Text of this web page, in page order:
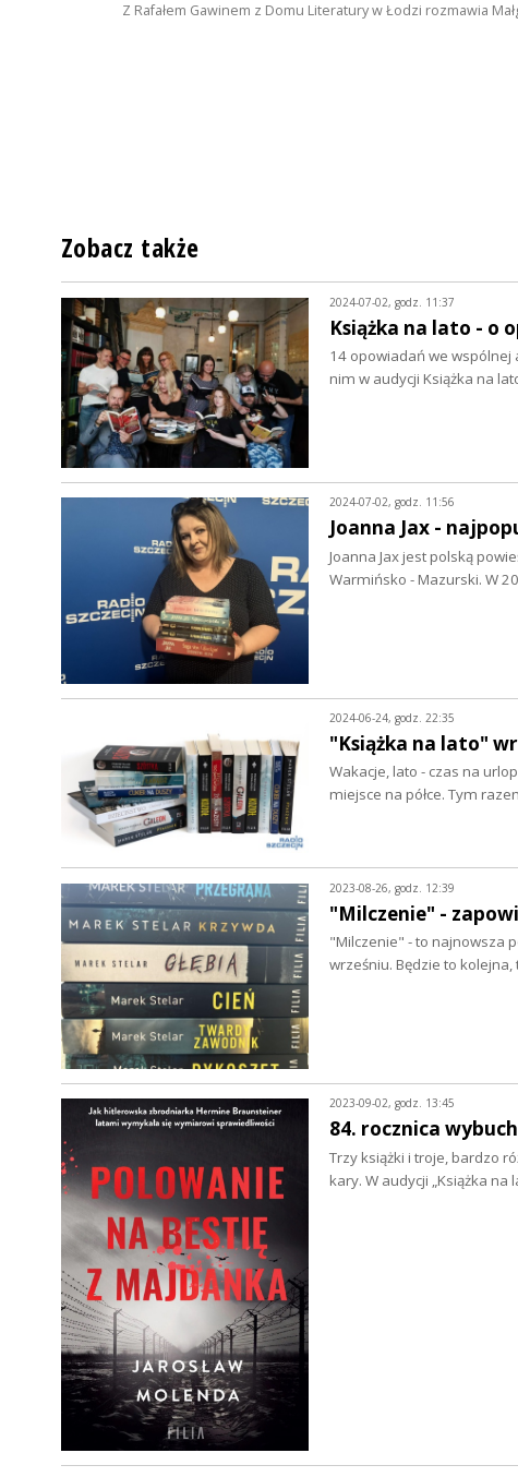
Z Rafałem Gawinem z Domu Literatury w Łodzi rozmawia
Zobacz także
2024-07-02, godz. 11:37
Książka na lato - o
14 opowiadań we wspólnej
nim w audycji Książka na
2024-07-02, godz. 11:56
Joanna Jax -
Joanna Jax jest polską
Warmińsko - Mazurski. W
2024-06-24, godz. 22:35
"Książka na lato"
Wakacje, lato - czas na
miejsce na półce. Tym
2023-08-26, godz. 12:39
"Milczenie" -
"Milczenie" - to najnowsza
wrześniu. Będzie to
2023-09-02, godz. 13:45
84. rocznica
Trzy książki i troje, bardzo
kary. W audycji „Książka